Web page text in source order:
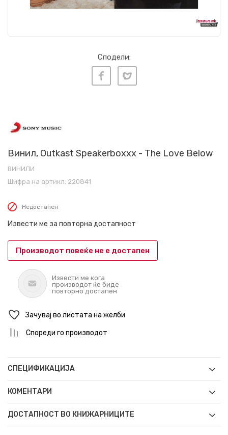
Сподели:
Винил, Outkast Speakerboxxx - The Love Below
ВИНИЛИ
Шифра на артикл: 220841
Недостапен
Извести ме за повторна достапност
Производот повеќе не е достапен
Извести ме кога
производот ќе биде
повторно достапен
Зачувај во листата на желби
Спореди го производот
СПЕЦИФИКАЦИЈА
КОМЕНТАРИ
ДОСТАПНОСТ ВО КНИЖАРНИЦИТЕ